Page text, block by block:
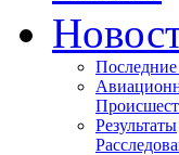
Результаты